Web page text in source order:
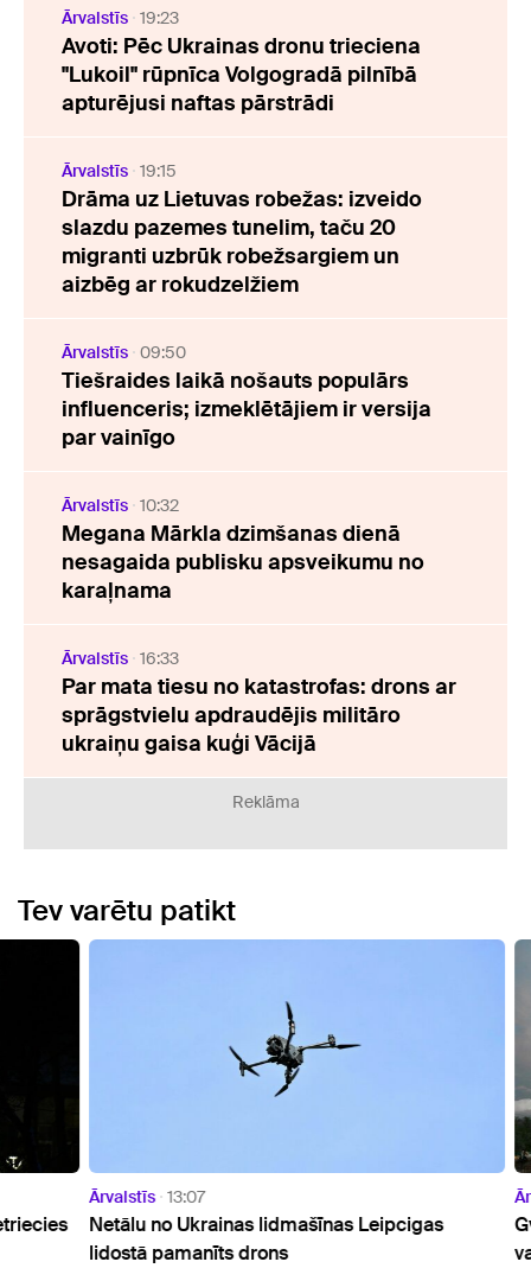
Ārvalstīs 19:23
Avoti: Pēc Ukrainas dronu trieciena
"Lukoil" rūpnīca Volgogradā pilnībā
apturējusi naftas pārstrādi
Ārvalstīs 19:15
Drāma uz Lietuvas robežas: izveido
slazdu pazemes tunelim, taču 20
migranti uzbrūk robežsargiem un
aizbēg ar rokudzelžiem
Ārvalstīs 09:50
Tiešraides laikā nošauts populārs
influenceris; izmeklētājiem ir versija
par vainīgo
Ārvalstīs 10:32
Megana Mārkla dzimšanas dienā
nesagaida publisku apsveikumu no
karaļnama
Ārvalstīs 16:33
Par mata tiesu no katastrofas: drons ar
sprāgstvielu apdraudējis militāro
ukraiņu gaisa kuģi Vācijā
Reklāma
Tev varētu patikt
Ārvalstīs 13:07
Netālu no Ukrainas lidmašīnas Leipcigas
lidostā pamanīts drons